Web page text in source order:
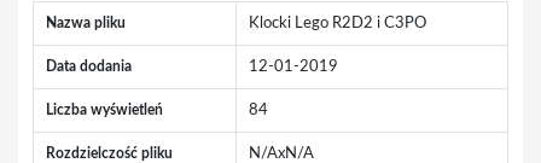
Nazwa pliku Klocki Lego R2D2 i C3PO
Data dodania 12-01-2019
Liczba wyświetleń 84
Rozdzielczość pliku N/AxN/A